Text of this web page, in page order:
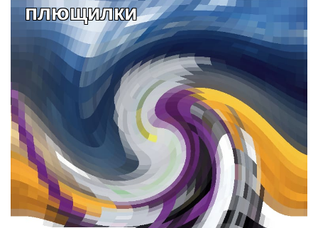
плющилки